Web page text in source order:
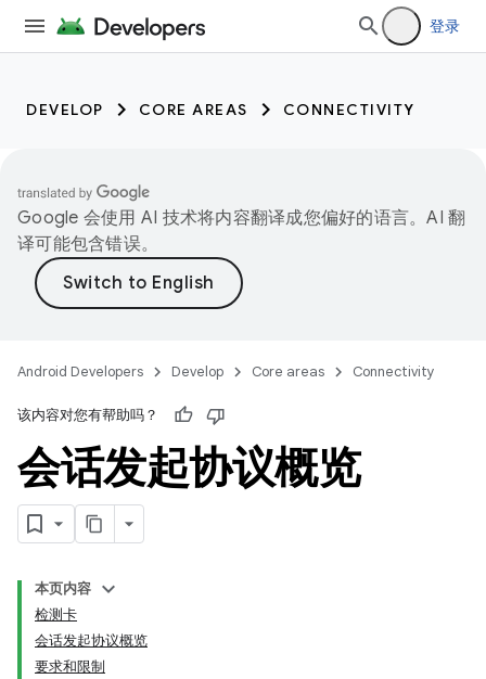
登录
DEVELOP CORE AREAS CONNECTIVITY
Google 会使用 AI 技术将内容翻译成您偏好的语言。AI 翻
译可能包含错误。
Android Developers Develop Core areas Connectivity
该内容对您有帮助吗？
会话发起协议概览
本页内容
检测卡
会话发起协议概览
要求和限制